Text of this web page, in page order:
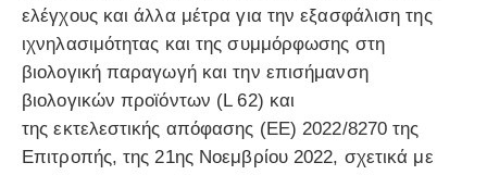
ελέγχους και άλλα μέτρα για την εξασφάλιση της
ιχνηλασιμότητας και της συμμόρφωσης στη
βιολογική παραγωγή και την επισήμανση
βιολογικών προϊόντων (L 62) και
της εκτελεστικής απόφασης (ΕΕ) 2022/8270 της
Επιτροπής, της 21ης Νοεμβρίου 2022, σχετικά με